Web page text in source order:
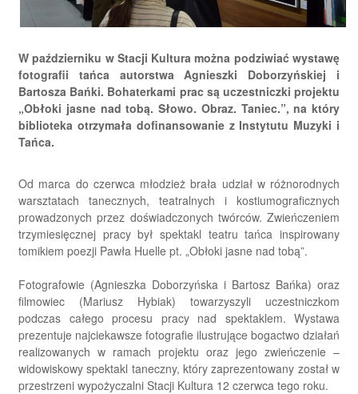
W październiku w Stacji Kultura można podziwiać wystawę
fotografii tańca autorstwa Agnieszki Doborzyńskiej i
Bartosza Bańki. Bohaterkami prac są uczestniczki projektu
„Obłoki jasne nad tobą. Słowo. Obraz. Taniec.”, na który
biblioteka otrzymała dofinansowanie z Instytutu Muzyki i
Tańca.
Od marca do czerwca młodzież brała udział w różnorodnych
warsztatach tanecznych, teatralnych i kostiumograficznych
prowadzonych przez doświadczonych twórców. Zwieńczeniem
trzymiesięcznej pracy był spektakl teatru tańca inspirowany
tomikiem poezji Pawła Huelle pt. „Obłoki jasne nad tobą”.
Fotografowie (Agnieszka Doborzyńska i Bartosz Bańka) oraz
filmowiec (Mariusz Hybiak) towarzyszyli uczestniczkom
podczas całego procesu pracy nad spektaklem. Wystawa
prezentuje najciekawsze fotografie ilustrujące bogactwo działań
realizowanych w ramach projektu oraz jego zwieńczenie –
widowiskowy spektakl taneczny, który zaprezentowany został w
przestrzeni wypożyczalni Stacji Kultura 12 czerwca tego roku.